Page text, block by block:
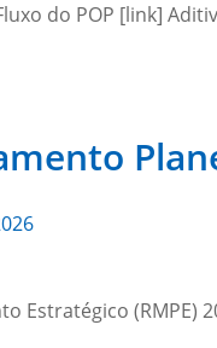
do POP [link]
(RMPE)